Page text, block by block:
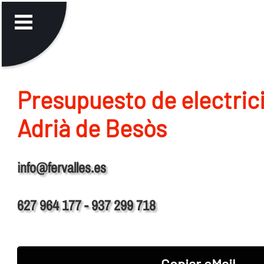
Presupuesto de
Adrià de Besòs
info@fervalles.es
627 964 177 - 937 299 718